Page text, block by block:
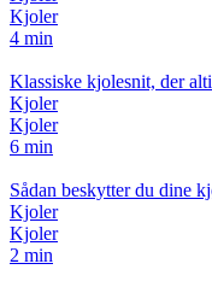
Kjoler
4 min
Klassiske kjolesnit, der
Kjoler
Kjoler
6 min
Sådan beskytter du dine
Kjoler
Kjoler
2 min